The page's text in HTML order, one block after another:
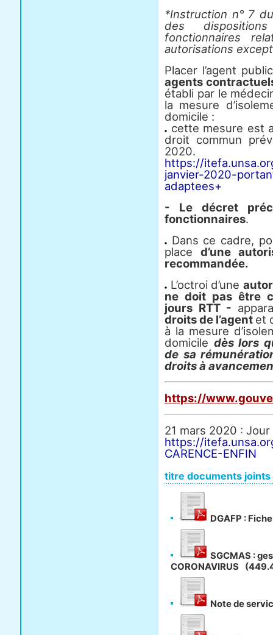
*Instruction n° 7
des
fonctionnaires
autorisations
Placer l’agent
agents
établi par le
la mesure
domicile :
cette mesure est
droit commun
2020.
https://
janvier-2020-
adaptees+
- Le décret
fonctionnaires.
Dans ce cadre,
placed’une
recommandée.
L’octroi d’une
ne doit pas être
jours RTT -
droits de l’agent et
à la mesure
domicile dès lors
de sa
droits à
https://
21 mars 2020 :
https://
CARENCE-ENFIN
titre documents joints
DGAFP :
SGCMAS :
CORONAVIRUS
Note de